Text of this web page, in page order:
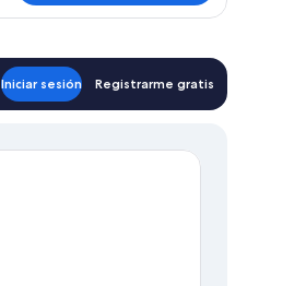
Iniciar sesión Registrarme gratis